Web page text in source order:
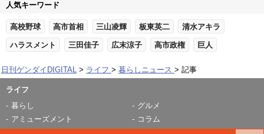
人気キーワード
高校野球 高市首相 三山凌輝 板東英二 清水アキラ
ハラスメント 三田佳子 広末涼子 高市政権 巨人
日刊ゲンダイDIGITAL ライフ 暮らしニュース 記事
ライフ
暮らし
グルメ
アミューズメント
コラム